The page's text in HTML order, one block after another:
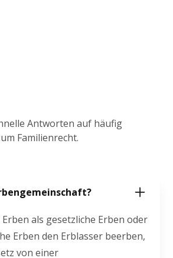
Antworten auf häufig
Familienrecht.
als gesetzliche Erben oder
Erben den Erblasser beerben,
von einer